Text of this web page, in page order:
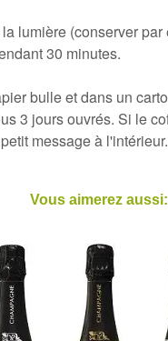
lumière (conserver
30 minutes.
bulle et dans un
3 jours ouvrés. Si le
message à
Vous aimerez aussi: